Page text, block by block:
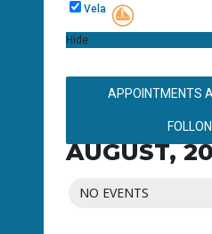
Vela
Hide
APPOINTMENTS
AUGUST,
NO EVENTS